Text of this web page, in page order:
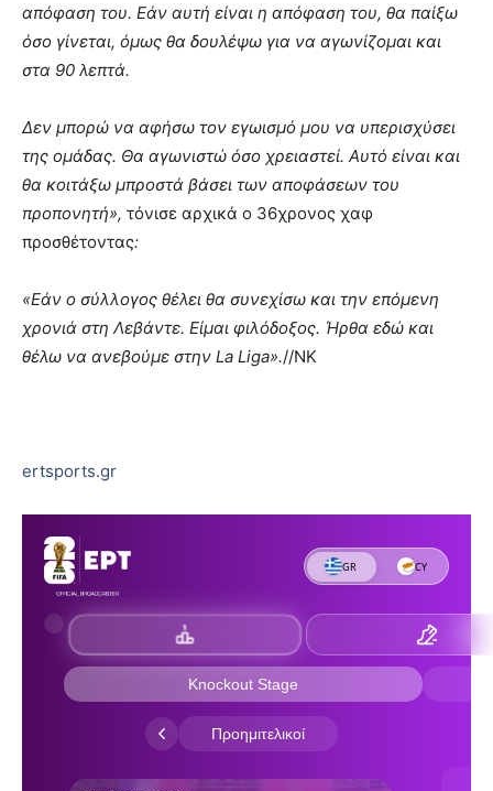
απόφαση του. Εάν αυτή είναι η απόφαση του, θα παίξω
όσο γίνεται, όμως θα δουλέψω για να αγωνίζομαι και
στα 90 λεπτά.
Δεν μπορώ να αφήσω τον εγωισμό μου να υπερισχύσει
της ομάδας. Θα αγωνιστώ όσο χρειαστεί. Αυτό είναι και
θα κοιτάξω μπροστά βάσει των αποφάσεων του
προπονητή», τόνισε αρχικά ο 36χρονος χαφ
προσθέτοντας:
«Εάν ο σύλλογος θέλει θα συνεχίσω και την επόμενη
χρονιά στη Λεβάντε. Είμαι φιλόδοξος. Ήρθα εδώ και
θέλω να ανεβούμε στην La Liga».//ΝΚ
ertsports.gr